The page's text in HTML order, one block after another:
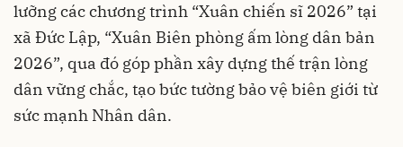
lưỡng các chương trình “Xuân chiến sĩ 2026” tại
xã Đức Lập, “Xuân Biên phòng ấm lòng dân bản
2026”, qua đó góp phần xây dựng thế trận lòng
dân vững chắc, tạo bức tường bảo vệ biên giới từ
sức mạnh Nhân dân.